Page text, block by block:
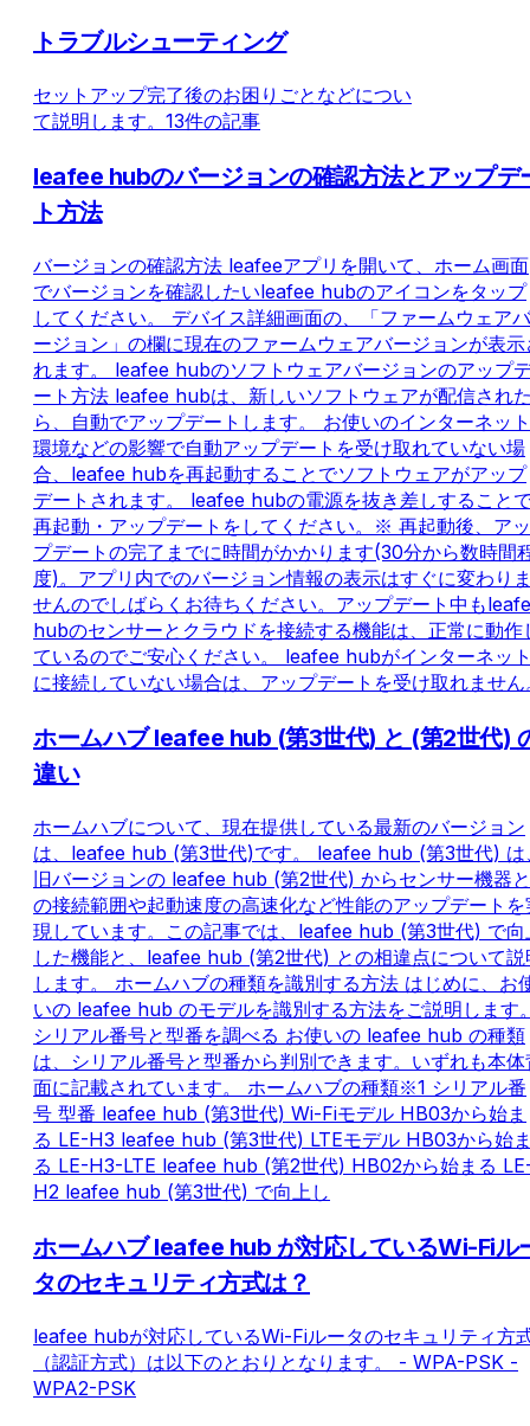
トラブルシューティング
セットアップ完了後のお困りごとなどについ
て説明します。 13件の記事
leafee hubのバージョンの確認方法とアップデ
ト方法
バージョンの確認方法 leafeeアプリを開いて、ホーム画面
でバージョンを確認したいleafee hubのアイコンをタップ
してください。 デバイス詳細画面の、「ファームウェアバ
ージョン」の欄に現在のファームウェアバージョンが表示
れます。 leafee hubのソフトウェアバージョンのアップ
ート方法 leafee hubは、新しいソフトウェアが配信され
ら、自動でアップデートします。 お使いのインターネット
環境などの影響で自動アップデートを受け取れていない場
合、leafee hubを再起動することでソフトウェアがアップ
デートされます。 leafee hubの電源を抜き差しすること
再起動・アップデートをしてください。※ 再起動後、アッ
プデートの完了までに時間がかかります(30分から数時間
度)。アプリ内でのバージョン情報の表示はすぐに変わり
せんのでしばらくお待ちください。アップデート中も
hubのセンサーとクラウドを接続する機能は、正常に動作
ているのでご安心ください。 leafee hubがインターネッ
に接続していない場合は、アップデートを受け取れません
ホームハブ leafee hub (第3世代) と (第2世代)
違い
ホームハブについて、現在提供している最新のバージョン
は、leafee hub (第3世代)です。 leafee hub (第3世代) は
旧バージョンの leafee hub (第2世代) からセンサー機器と
の接続範囲や起動速度の高速化など性能のアップデートを
現しています。この記事では、leafee hub (第3世代) で向
した機能と、leafee hub (第2世代) との相違点について説
します。 ホームハブの種類を識別する方法 はじめに、お
いの leafee hub のモデルを識別する方法をご説明します
シリアル番号と型番を調べる お使いの leafee hub の種類
は、シリアル番号と型番から判別できます。いずれも本体
面に記載されています。 ホームハブの種類※1 シリアル番
号 型番 leafee hub (第3世代) Wi-Fiモデル HB03から始ま
る LE-H3 leafee hub (第3世代) LTEモデル HB03から始
る LE-H3-LTE leafee hub (第2世代) HB02から始まる
H2 leafee hub (第3世代) で向上し
ホームハブ leafee hub が対応しているWi-Fiル
タのセキュリティ方式は？
leafee hubが対応しているWi-Fiルータのセキュリティ方
（認証方式）は以下のとおりとなります。 - WPA-PSK -
WPA2-PSK